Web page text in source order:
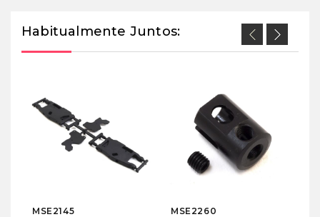
Habitualmente Juntos:
MSE2145
MSE2260